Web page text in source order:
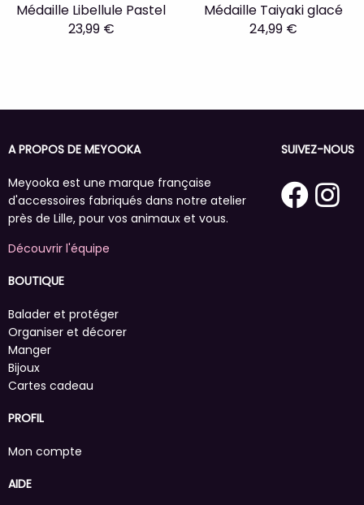
Médaille Libellule Pastel
23,99 €
Médaille Taiyaki glacé
24,99 €
A PROPOS DE MEYOOKA
Meyooka est une marque française
d'accessoires fabriqués dans notre atelier
près de Lille, pour vos animaux et vous.
Découvrir l'équipe
SUIVEZ-NOUS
BOUTIQUE
Balader et protéger
Organiser et décorer
Manger
Bijoux
Cartes cadeau
PROFIL
Mon compte
AIDE